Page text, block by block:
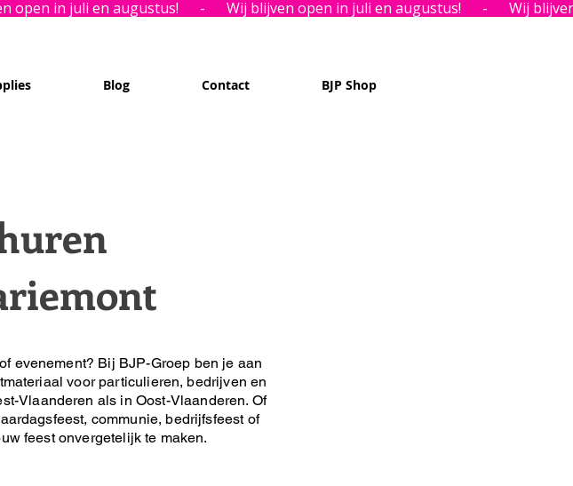
Blog Contact BJP Shop
evenement? Bij BJP-Groep ben je aan
voor particulieren, bedrijven en
Vlaanderen als in Oost-Vlaanderen. Of
communie, bedrijfsfeest of
feest onvergetelijk te maken.